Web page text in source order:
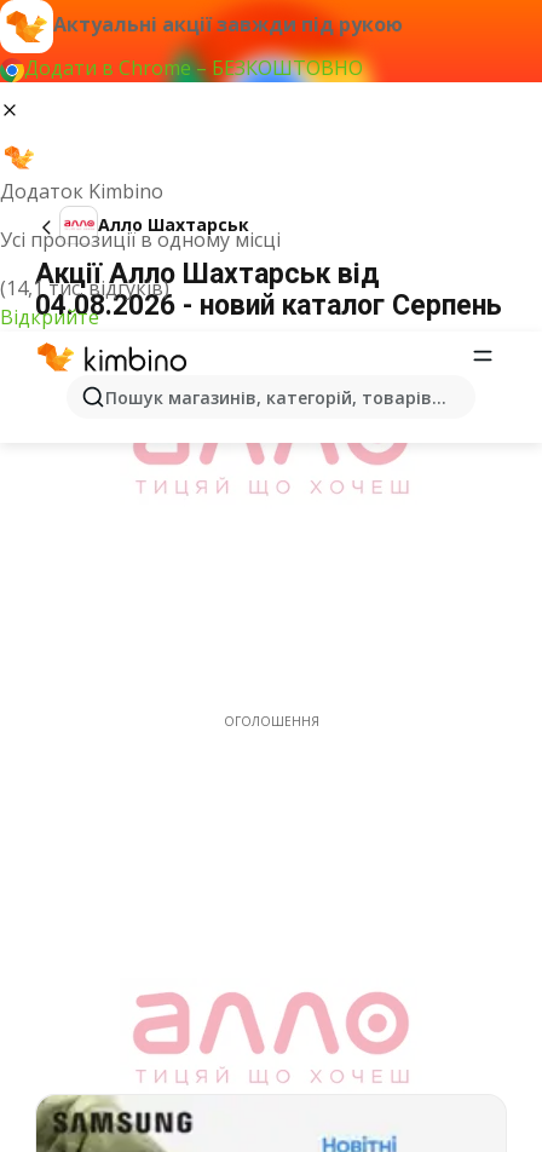
Актуальні акції завжди під рукою
Додати в Chrome – БЕЗКОШТОВНО
Додаток Kimbino
Усі пропозиції в одному місці
(14,1 тис. відгуків)
Відкрийте
Пошук магазинів, категорій, товарів...
Алло Шахтарськ
Акції Алло Шахтарськ від
04.08.2026 - новий каталог Серпень
ОГОЛОШЕННЯ